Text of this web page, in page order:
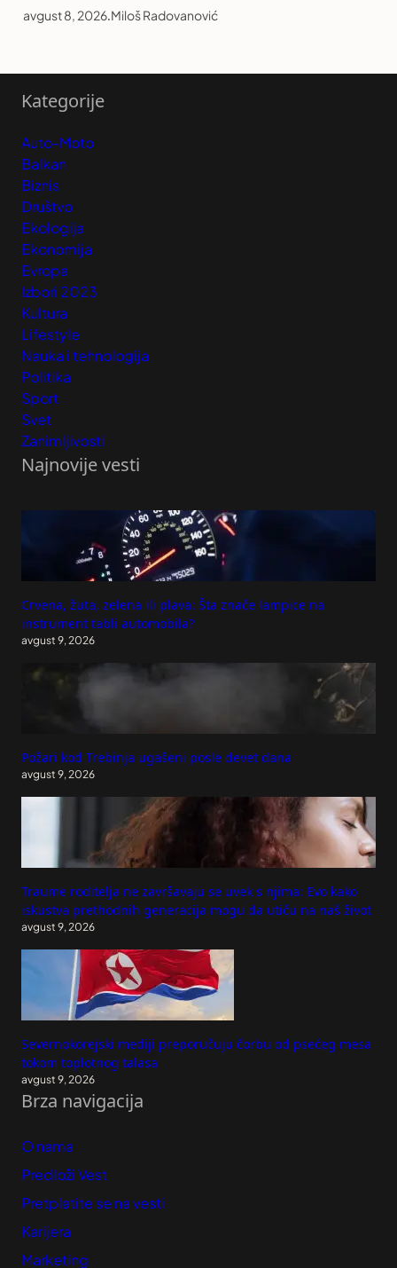
avgust 8, 2026.Miloš Radovanović
Kategorije
Auto-Moto
Balkan
Biznis
Društvo
Ekologija
Ekonomija
Evropa
Izbori 2023
Kultura
Lifestyle
Nauka i tehnologija
Politika
Sport
Svet
Zanimljivosti
Najnovije vesti
Crvena, žuta, zelena ili plava: Šta znače lampice na
instrument tabli automobila?
avgust 9, 2026
Požari kod Trebinja ugašeni posle devet dana
avgust 9, 2026
Traume roditelja ne završavaju se uvek s njima: Evo kako
iskustva prethodnih generacija mogu da utiču na naš život
avgust 9, 2026
Severnokorejski mediji preporučuju čorbu od psećeg mesa
tokom toplotnog talasa
avgust 9, 2026
Brza navigacija
O nama
Predloži Vest
Pretplatite se na vesti
Karijera
Marketing